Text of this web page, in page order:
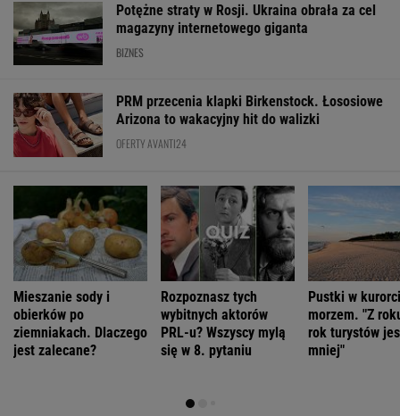
Potężne straty w Rosji. Ukraina obrała za cel
magazyny internetowego giganta
BIZNES
PRM przecenia klapki Birkenstock. Łososiowe
Arizona to wakacyjny hit do walizki
OFERTY AVANTI24
Mieszanie sody i
obierków po
ziemniakach. Dlaczego
jest zalecane?
Rozpoznasz tych
wybitnych aktorów
PRL-u? Wszyscy mylą
się w 8. pytaniu
Pustki w
morzem. "Z
rok turystów
mniej"